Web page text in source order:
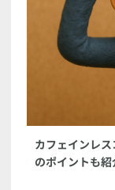
カフェインレ
のポイントも紹